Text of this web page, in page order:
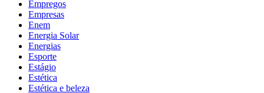
Empregos
Empresas
Enem
Energia Solar
Energias
Esporte
Estágio
Estética
Estética e beleza